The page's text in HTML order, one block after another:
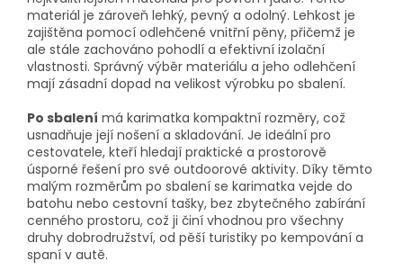
materiál je zároveň lehký, pevný a odolný. Lehkost je
zajištěna pomocí odlehčené vnitřní pěny, přičemž je
ale stále zachováno pohodlí a efektivní izolační
vlastnosti. Správný výběr materiálu a jeho odlehčení
mají zásadní dopad na velikost výrobku po sbalení.
Po sbalení má karimatka kompaktní rozměry, což
usnadňuje její nošení a skladování. Je ideální pro
cestovatele, kteří hledají praktické a prostorově
úsporné řešení pro své outdoorové aktivity. Díky těmto
malým rozměrům po sbalení se karimatka vejde do
batohu nebo cestovní tašky, bez zbytečného zabírání
cenného prostoru, což ji činí vhodnou pro všechny
druhy dobrodružství, od pěší turistiky po kempování a
spaní v autě.